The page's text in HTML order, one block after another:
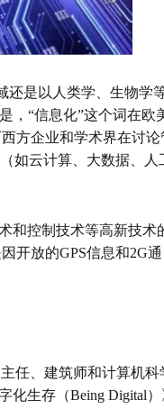
还是以人类学、生物学
，“信息化”这个词在欧
方企业和学术界在讨论
如云计算、大数据、人
和控制技术等高新技术
开放的GPS信息和2G通
任、建筑师和计算机科
化生存（Being Digital